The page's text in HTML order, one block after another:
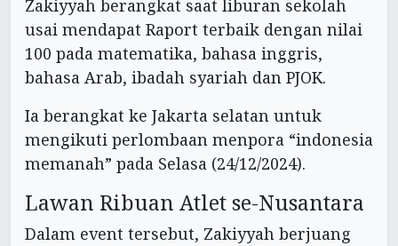
Zakiyyah berangkat saat liburan sekolah
usai mendapat Raport terbaik dengan nilai
100 pada matematika, bahasa inggris,
bahasa Arab, ibadah syariah dan PJOK.
Ia berangkat ke Jakarta selatan untuk
mengikuti perlombaan menpora “indonesia
memanah” pada Selasa (24/12/2024).
Lawan Ribuan Atlet se-Nusantara
Dalam event tersebut, Zakiyyah berjuang